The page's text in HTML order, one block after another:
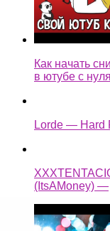
Как начать
в ютубе с
Lorde —
(ItsAMoney) —